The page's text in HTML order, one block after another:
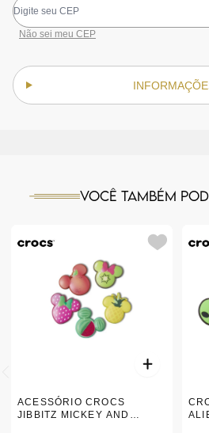
Não sei meu CEP
Você também
ACESSÓRIO CROCS
JIBBITZ MICKEY AND